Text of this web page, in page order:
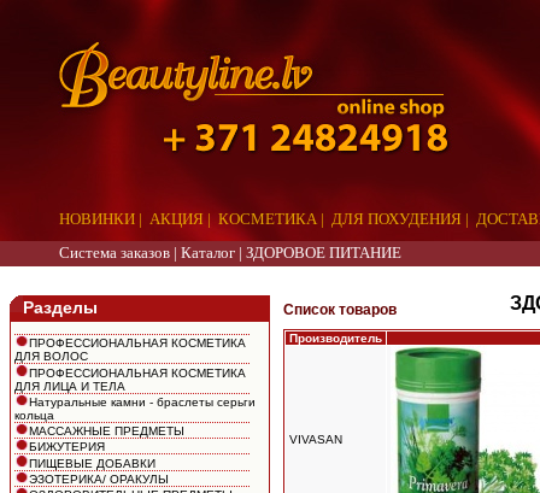
НОВИНКИ | АКЦИЯ | КОСМЕТИКА | ДЛЯ ПОХУДЕНИЯ |
Система заказов | Каталог | ЗДОРОВОЕ ПИТАНИЕ
Разделы
ПРОФЕССИОНАЛЬНАЯ КОСМЕТИКА
ДЛЯ ВОЛОС
ПРОФЕССИОНАЛЬНАЯ КОСМЕТИКА
ДЛЯ ЛИЦА И ТЕЛА
Натуральные камни - браслеты серьги
кольца
МАССАЖНЫЕ ПРЕДМЕТЫ
БИЖУТЕРИЯ
ПИЩЕВЫЕ ДОБАВКИ
ЭЗОТЕРИКА/ ОРАКУЛЫ
Список товаров
Производитель
VIVASAN